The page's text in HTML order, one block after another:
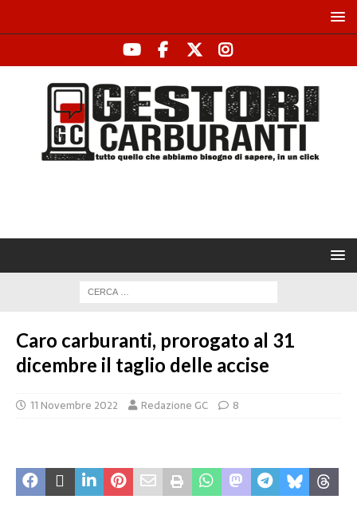
Caro carburanti, prorogato al 31
dicembre il taglio delle accise
11 Novembre 2022 Redazione GC 8